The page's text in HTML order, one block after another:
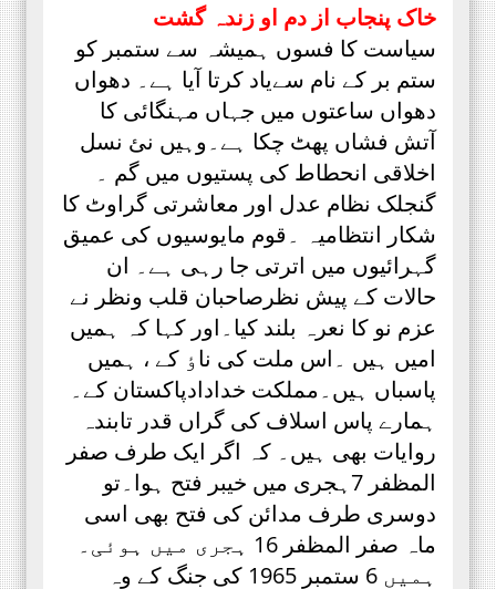
خاک پنجاب از دم او زندہ گشت
سیاست کا فسوں ہمیشہ سے ستمبر کو
ستم بر کے نام سےیاد کرتا آیا ہے۔ دھواں
دھواں ساعتوں میں جہاں مہنگائی کا
آتش فشاں پھٹ چکا ہے۔وہیں نئ نسل
اخلاقی انحطاط کی پستیوں میں گم ۔
گنجلک نظام عدل اور معاشرتی گراوٹ کا
شکار انتظامیہ ۔قوم مایوسیوں کی عمیق
گہرائیوں میں اترتی جا رہی ہے۔ ان
حالات کے پیش نظرصاحبان قلب ونظر نے
عزم نو کا نعرہ بلند کیا۔اور کہا کہ ہمیں
امیں ہیں ۔اس ملت کی ناٶ کے ، ہمیں
پاسباں ہیں۔مملکت خدادادپاکستان کے۔
ہمارے پاس اسلاف کی گراں قدر تابندہ
روایات بھی ہیں۔ کہ اگر ایک طرف صفر
المظفر 7ہجری میں خیبر فتح ہوا۔تو
دوسری طرف مدائن کی فتح بھی اسی
ماہ صفر المظفر 16 ہجری میں ہوئی۔
ہمیں 6 ستمبر 1965 کی جنگ کے وہ